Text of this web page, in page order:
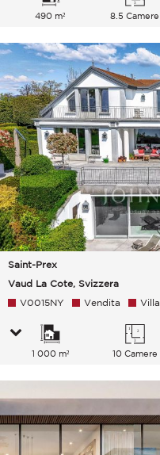
490 m² 8.5 Camere
Saint-Prex
Vaud La Cote, Svizzera
V0015NY Vendita Villa
1 000 m² 10 Camere